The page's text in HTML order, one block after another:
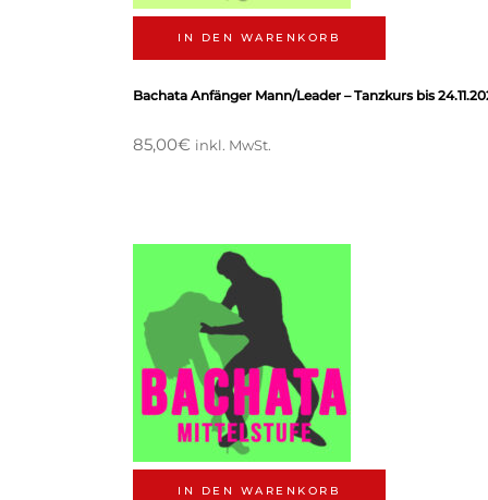
IN DEN WARENKORB
Bachata Anfänger Mann/Leader – Tanzkurs bis
85,00€ inkl. MwSt.
IN DEN WARENKORB